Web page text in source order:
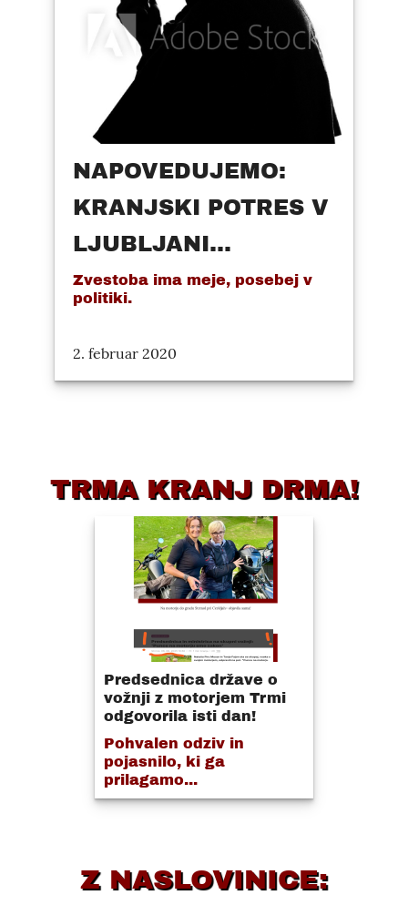
NAPOVEDUJEMO:
KRANJSKI POTRES V
LJUBLJANI...
Zvestoba ima meje, posebej v
politiki.
2. februar 2020
TRMA KRANJ DRMA!
Predsednica države o
vožnji z motorjem Trmi
odgovorila isti dan!
Pohvalen odziv in
pojasnilo, ki ga
prilagamo...
Z NASLOVINICE: